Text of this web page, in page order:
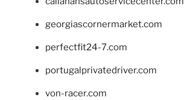
georgiascornermarket.com
perfectfit24-7.com
portugalprivatedriver.com
von-racer.com